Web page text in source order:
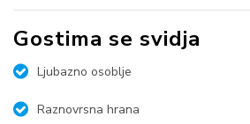
Gostima se svidja
Ljubazno osoblje
Raznovrsna hrana